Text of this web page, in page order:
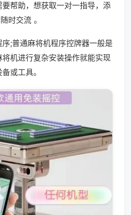
帮助，想获取一对一指导，添
时交流 。
;普通麻将机程序控牌器一般是
机进行复杂安装操作就能实现
或工具。